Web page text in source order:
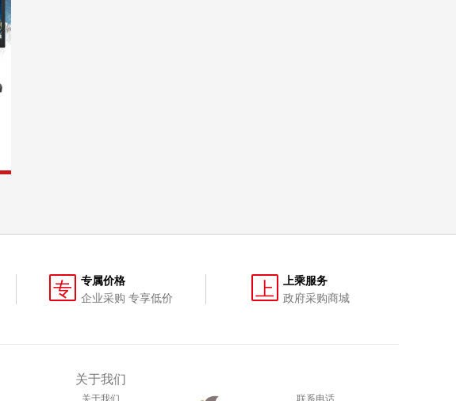
专
专属价格
企业采购 专享低价
上
上乘服务
政府采购商城
关于我们
关于我们 联系电话